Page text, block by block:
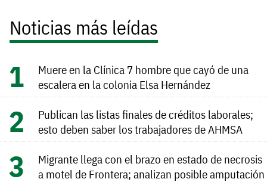
Noticias más leídas
Muere en la Clínica 7 hombre que cayó de una
escalera en la colonia Elsa Hernández
Publican las listas finales de créditos laborales;
esto deben saber los trabajadores de AHMSA
Migrante llega con el brazo en estado de necrosis
a motel de Frontera; analizan posible amputación